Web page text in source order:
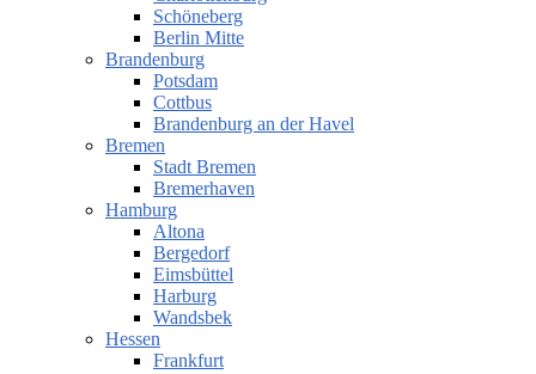
Schöneberg
Berlin Mitte
Brandenburg
Potsdam
Cottbus
Brandenburg an der Havel
Bremen
Stadt Bremen
Bremerhaven
Hamburg
Altona
Bergedorf
Eimsbüttel
Harburg
Wandsbek
Hessen
Frankfurt